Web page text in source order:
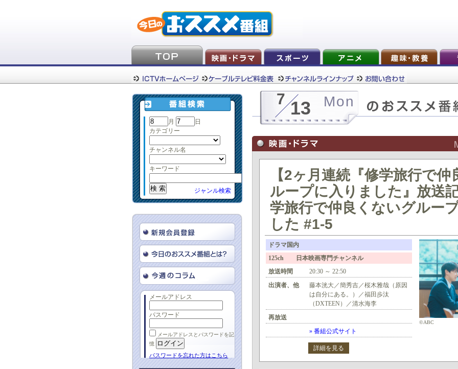
月
日
カテゴリー
チャンネル名
キーワード
ジャンル検索
メールアドレス
パスワード
メールアドレスとパスワードを記
憶
パスワードを忘れた方はこちら
7 13 Mon
【2ヶ月連続『修学旅行で
ループに入りました』放送
学旅行で仲良くないグルー
した #1-5
ドラマ国内
125ch 日本映画専門チャンネル
放送時間
20:30 ～ 22:50
出演者、他
藤本洸大／簡秀吉／桜木雅哉（原因
は自分にある。）／福田歩汰
（DXTEEN）／清水海李
再放送
» 番組公式サイト
詳細を見る
©ABC